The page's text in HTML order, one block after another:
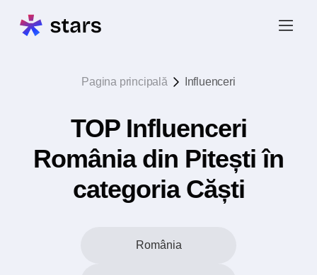
Pagina principală Influenceri
TOP Influenceri
România din Pitești în
categoria Căști
România